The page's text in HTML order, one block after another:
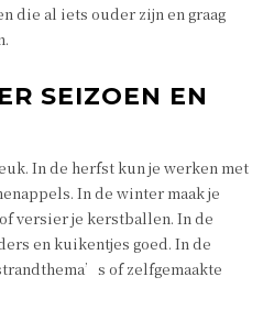
die al iets ouder zijn en graag
SEIZOEN EN
In de herfst kun je werken met
In de winter maak je
versier je kerstballen. In de
en kuikentjes goed. In de
of zelfgemaakte